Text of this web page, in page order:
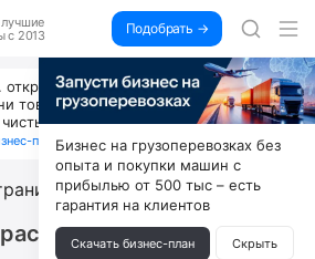
лучшие
с 2013
Подобрать →
открой магазин на Авито, дома ни
товара, ни склада, зато каждый месяц
чистыми
план ↓
3
Бизнес на грузоперевозках без
опыта и покупки машин с
прибылью от 500 тыс – есть
гарантия на клиентов
Скачать бизнес-план Скрыть